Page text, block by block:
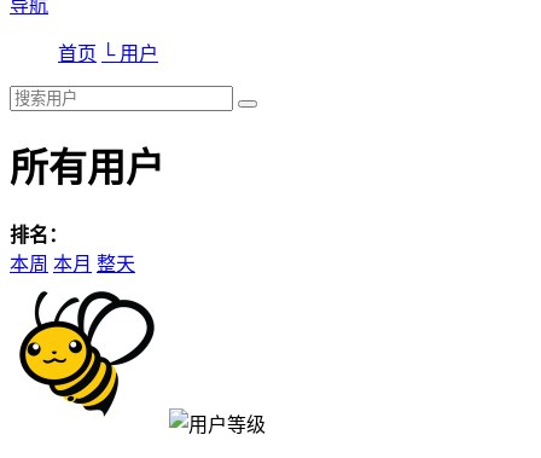
导航
首页 └ 用户
所有用户
排名：
本周 本月 整天